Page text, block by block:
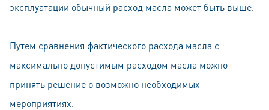
эксплуатации обычный расход масла может быть выше.
Путем сравнения фактического расхода масла с
максимально допустимым расходом масла можно
принять решение о возможно необходимых
мероприятиях.